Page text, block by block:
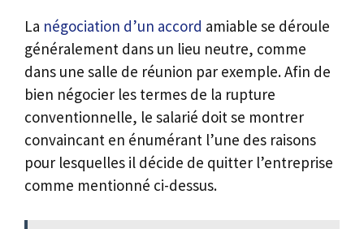
La négociation d’un accord amiable se déroule
généralement dans un lieu neutre, comme
dans une salle de réunion par exemple. Afin de
bien négocier les termes de la rupture
conventionnelle, le salarié doit se montrer
convaincant en énumérant l’une des raisons
pour lesquelles il décide de quitter l’entreprise
comme mentionné ci-dessus.